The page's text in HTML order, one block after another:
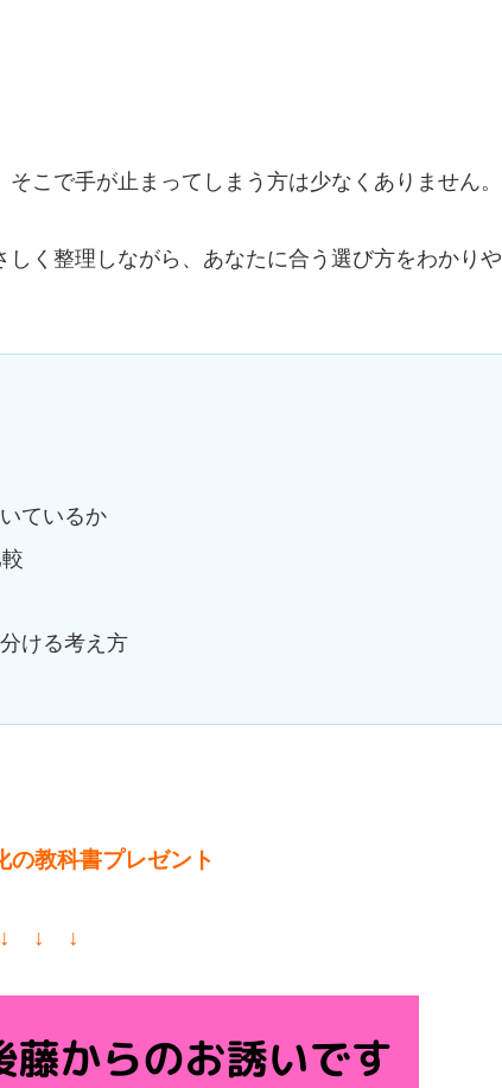
こで手が止まってしまう方は少なくありません。
く整理しながら、あなたに合う選び方をわかりや
ているか
ける考え方
の教科書プレゼント
↓ ↓ ↓